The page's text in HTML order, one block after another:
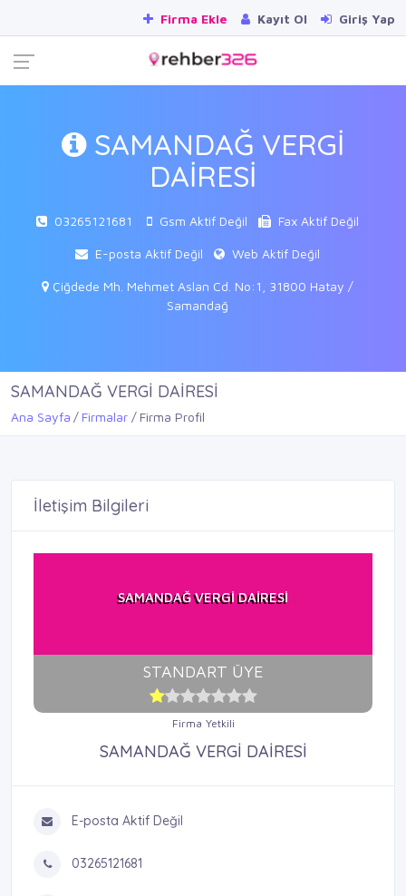
Firma Ekle Kayıt Ol Giriş Yap
SAMANDAĞ VERGİ
DAİRESİ
03265121681 Gsm Aktif Değil Fax Aktif Değil
E-posta Aktif Değil Web Aktif Değil
Çiğdede Mh. Mehmet Aslan Cd. No:1, 31800 Hatay /
Samandağ
SAMANDAĞ VERGİ DAİRESİ
Ana Sayfa Firmalar Firma Profil
İletişim Bilgileri
SAMANDAĞ VERGİ DAİRESİ
STANDART ÜYE
Firma Yetkili
SAMANDAĞ VERGİ DAİRESİ
E-posta Aktif Değil
03265121681